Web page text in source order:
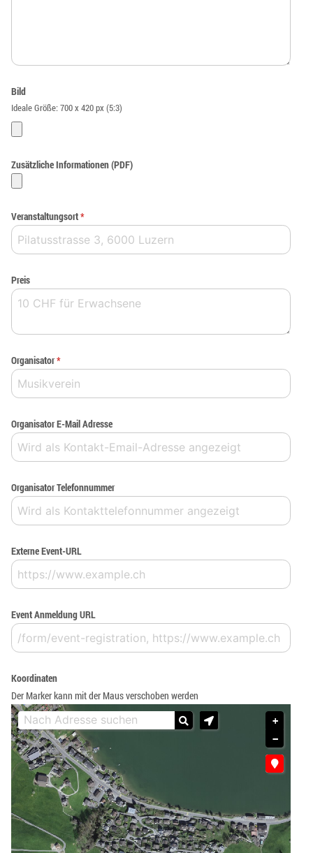
Bild
Ideale Größe: 700 x 420 px (5:3)
Zusätzliche Informationen (PDF)
Veranstaltungsort*
Preis
Organisator*
Organisator E-Mail Adresse
Organisator Telefonnummer
Externe Event-URL
Event Anmeldung URL
Koordinaten
Der Marker kann mit der Maus verschoben werden
+
−